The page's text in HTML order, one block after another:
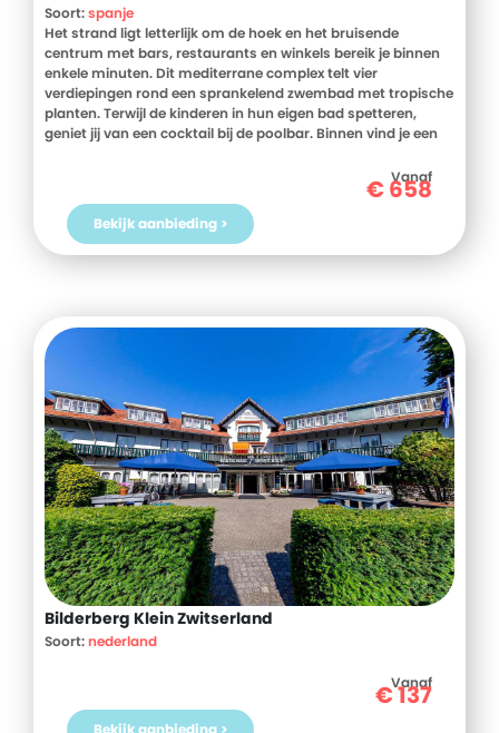
Soort:spanje
Het strand ligt letterlijk om de hoek en het bruisende
centrum met bars, restaurants en winkels bereik je binnen
enkele minuten. Dit mediterrane complex telt vier
verdiepingen rond een sprankelend zwembad met tropische
planten. Terwijl de kinderen in hun eigen bad spetteren,
geniet jij van een cocktail bij de poolbar. Binnen vind je een
ontbijtbuffet voor je klaar. Later proef je de heerlijke
Canarische keuken. 's Avonds kies je zelf rustig bij het
zwembad blijven of het levendige centrum verkennen?
Vanaf
€658
Bekijk aanbieding >
Bilderberg Klein Zwitserland
Soort:nederland
Vanaf
€137